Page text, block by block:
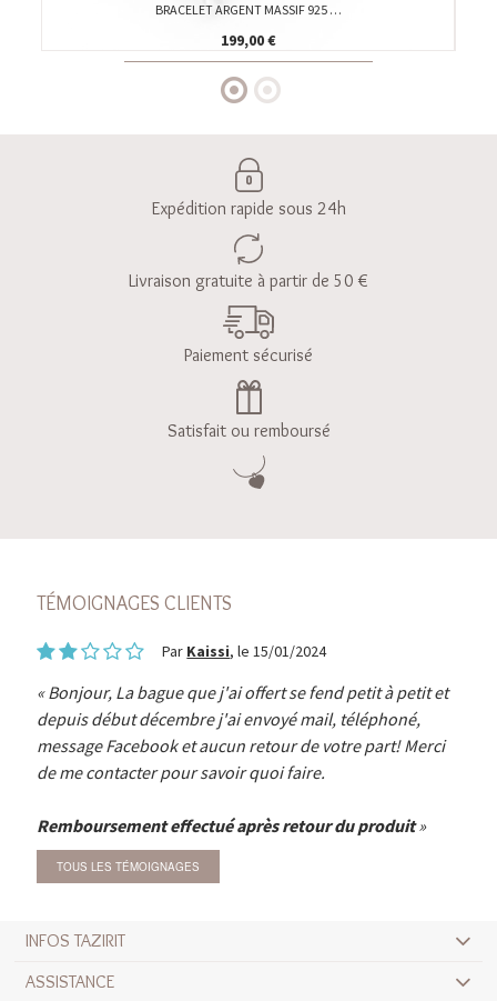
BRACELET ARGENT MASSIF 925 …
199,00 €
Expédition rapide sous 24h
Livraison gratuite à partir de 50 €
Paiement sécurisé
Satisfait ou remboursé
TÉMOIGNAGES CLIENTS
Par Kaissi, le 15/01/2024
Bonjour, La bague que j'ai offert se fend petit à petit et
depuis début décembre j'ai envoyé mail, téléphoné,
message Facebook et aucun retour de votre part! Merci
de me contacter pour savoir quoi faire.
Remboursement effectué après retour du produit
TOUS LES TÉMOIGNAGES
INFOS TAZIRIT
ASSISTANCE